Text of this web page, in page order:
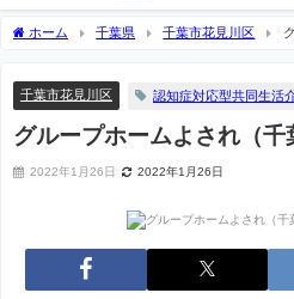
ホーム 千葉県 千葉市花見川区
千葉市花見川区 認知症対応型共同生活
グループホームよされ（千
2022年1月26日 2022年1月26日